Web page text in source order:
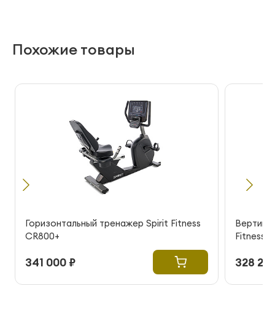
Похожие товары
Горизонтальный тренажер Spirit Fitness
CR800+
341 000 ₽
Fitness
328